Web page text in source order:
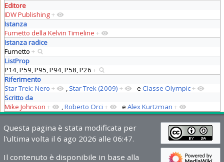
Editore
IDW Publishing+
Istanza
Fumetto della Kelvin Timeline +
Istanza radice
Fumetto +
ListProp
P14, P59, P95, P94, P58, P26 +
Riferimento
Star Trek: Nero + Star Trek (2009) + e Classe Olympic+
Scritto da
Mike Johnson + Roberto Orci + e Alex Kurtzman +
Questa pagina è stata modificata per
l'ultima volta il 6 ago 2026 alle 06:47.
Il contenuto è disponibile in base alla